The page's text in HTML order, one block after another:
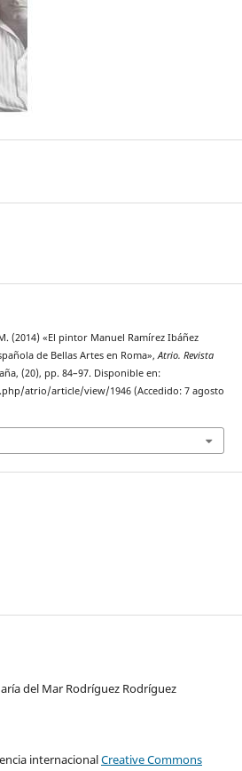
(2014) «El pintor Manuel Ramírez Ibáñez
de Bellas Artes en Roma»,Atrio. Revista
(20), pp. 84–97. Disponible en:
atrio/article/view/1946 (Accedido: 7 agosto
del Mar Rodríguez Rodríguez
internacionalCreative Commons